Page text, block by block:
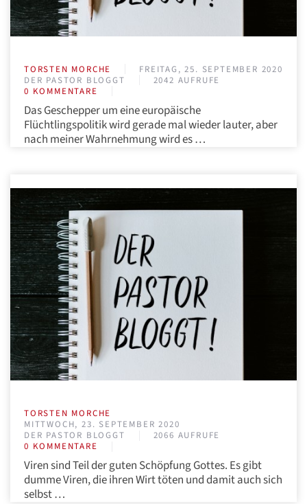
TORSTEN MORCHE
FREITAG, 25. SEPTEMBER 2020
DER PASTOR BLOGGT
2042 AUFRUFE
0 KOMMENTARE
Das Geschepper um eine europäische
Flüchtlingspolitik wird gerade mal wieder lauter, aber
nach meiner Wahrnehmung wird es …
TORSTEN MORCHE
MITTWOCH, 23. SEPTEMBER 2020
DER PASTOR BLOGGT
2066 AUFRUFE
0 KOMMENTARE
Viren sind Teil der guten Schöpfung Gottes. Es gibt
dumme Viren, die ihren Wirt töten und damit auch sich
selbst …